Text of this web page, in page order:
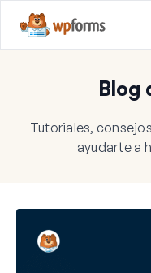
Blog
Tutoriales,
ayudarte a